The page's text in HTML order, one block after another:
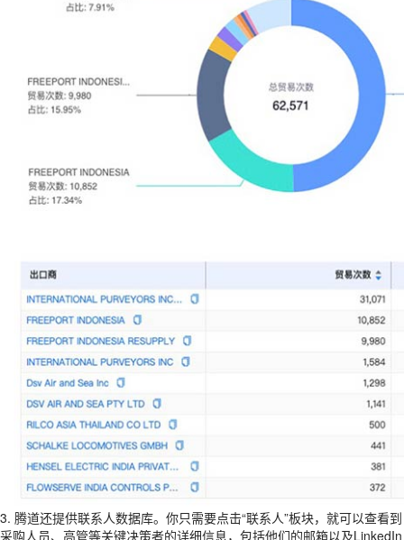
3. 腾道还提供联系人数据库。你只需要点击“联系人”板块，就可以查看到
采购人员、高管等关键决策者的详细信息，包括他们的邮箱以及LinkedIn